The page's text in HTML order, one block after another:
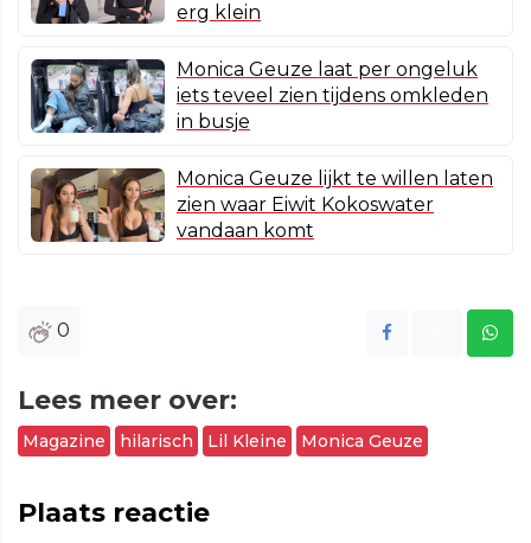
erg klein
Monica Geuze laat per ongeluk
iets teveel zien tijdens omkleden
in busje
Monica Geuze lijkt te willen laten
zien waar Eiwit Kokoswater
vandaan komt
0
Lees meer over:
Magazine hilarisch Lil Kleine Monica Geuze
Plaats reactie